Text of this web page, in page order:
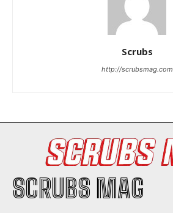
Scrubs
http://scrubsmag.com
SCRUBS MAG